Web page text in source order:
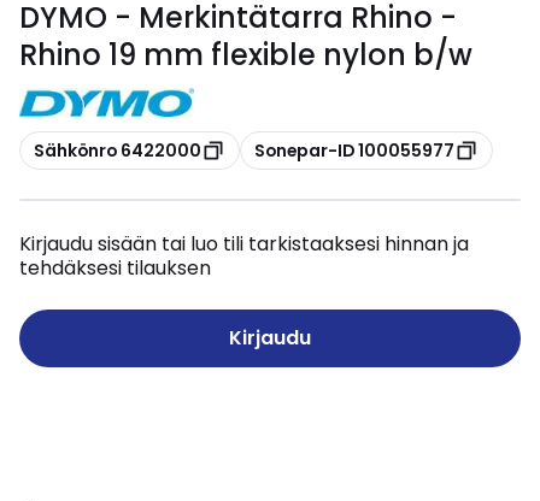
DYMO - Merkintätarra Rhino -
Rhino 19 mm flexible nylon b/w
Kopioi
Sähkönro 6422000 Kopioi
Sonepar-ID 100055977
Kirjaudu sisään tai luo tili tarkistaaksesi hinnan ja
tehdäksesi tilauksen
Kirjaudu